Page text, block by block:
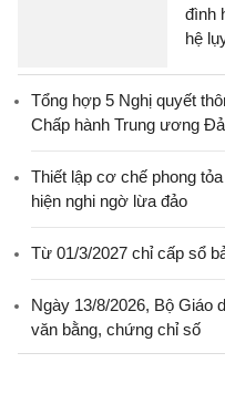
đình
hệ
Tổng hợp 5 Nghị quyết
Chấp hành Trung ương
Thiết lập cơ chế phong
hiện nghi ngờ lừa đảo
Từ 01/3/2027 chỉ cấp sổ
Ngày 13/8/2026, Bộ Giáo
văn bằng, chứng chỉ số